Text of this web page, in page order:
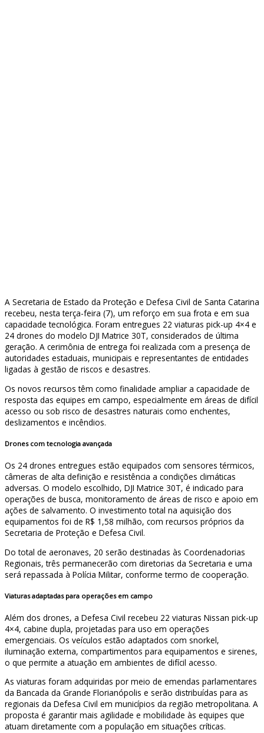
A Secretaria de Estado da Proteção e Defesa Civil de Santa Catarina
recebeu, nesta terça-feira (7), um reforço em sua frota e em sua
capacidade tecnológica. Foram entregues 22 viaturas pick-up 4×4 e
24 drones do modelo DJI Matrice 30T, considerados de última
geração. A cerimônia de entrega foi realizada com a presença de
autoridades estaduais, municipais e representantes de entidades
ligadas à gestão de riscos e desastres.
Os novos recursos têm como finalidade ampliar a capacidade de
resposta das equipes em campo, especialmente em áreas de difícil
acesso ou sob risco de desastres naturais como enchentes,
deslizamentos e incêndios.
Drones com tecnologia avançada
Os 24 drones entregues estão equipados com sensores térmicos,
câmeras de alta definição e resistência a condições climáticas
adversas. O modelo escolhido, DJI Matrice 30T, é indicado para
operações de busca, monitoramento de áreas de risco e apoio em
ações de salvamento. O investimento total na aquisição dos
equipamentos foi de R$ 1,58 milhão, com recursos próprios da
Secretaria de Proteção e Defesa Civil.
Do total de aeronaves, 20 serão destinadas às Coordenadorias
Regionais, três permanecerão com diretorias da Secretaria e uma
será repassada à Polícia Militar, conforme termo de cooperação.
Viaturas adaptadas para operações em campo
Além dos drones, a Defesa Civil recebeu 22 viaturas Nissan pick-up
4×4, cabine dupla, projetadas para uso em operações
emergenciais. Os veículos estão adaptados com snorkel,
iluminação externa, compartimentos para equipamentos e sirenes,
o que permite a atuação em ambientes de difícil acesso.
As viaturas foram adquiridas por meio de emendas parlamentares
da Bancada da Grande Florianópolis e serão distribuídas para as
regionais da Defesa Civil em municípios da região metropolitana. A
proposta é garantir mais agilidade e mobilidade às equipes que
atuam diretamente com a população em situações críticas.